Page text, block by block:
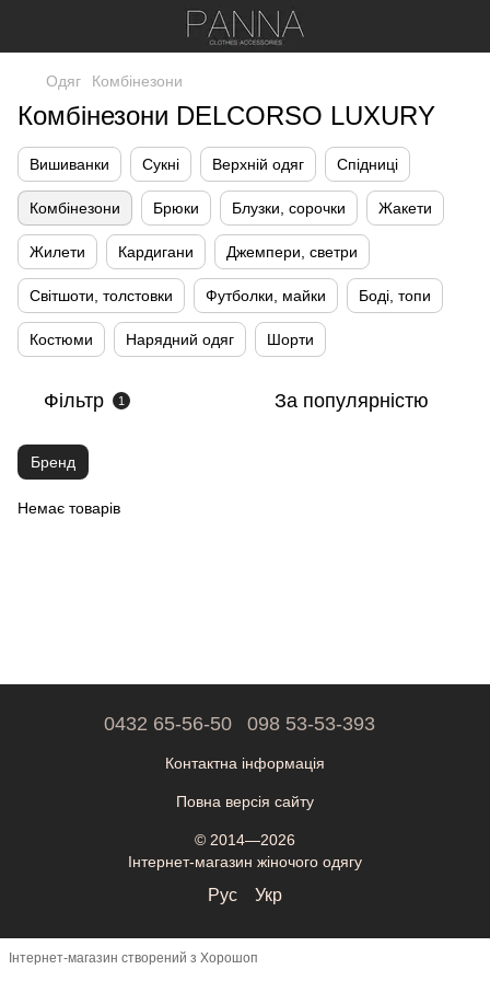
Одяг Комбінезони
Комбінезони DELCORSO LUXURY
Вишиванки Сукні Верхній одяг Спідниці
Комбінезони Брюки Блузки, сорочки Жакети
Жилети Кардигани Джемпери, светри
Світшоти, толстовки Футболки, майки Боді, топи
Костюми Нарядний одяг Шорти
Фільтр 1 За популярністю
Бренд
Немає товарів
0432 65-56-50 098 53-53-393
Контактна інформація
Повна версія сайту
© 2014—2026
Інтернет-магазин жіночого одягу
Рус Укр
Інтернет-магазин створений з Хорошоп